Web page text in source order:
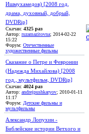
Ишмухамедов) [2008 год,
драма, духовный, добрый,
DVDRip]
Скачан: 4325 раз
Автор: ruzamazitovna; 2014-02-22
15:22
Форум: Отечественные
художественные фильмы
Сказание о Петре и Февронии
(Надежда Михайлова) [2008
год., мультфильм, DVDRip]
Скачан: 4024 раз
Автор: andrejpushkaryov; 2010-01-11
11:17
Форум: Детские фильмы и
мультфильмы
Александр Лопухин -
Библейские истории Ветхого и